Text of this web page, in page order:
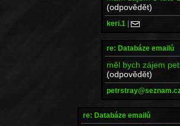
(odpovědět)
keri.1 |
re: Databáze emailů
měl bych zájem
(odpovědět)
re: Databáze emailů